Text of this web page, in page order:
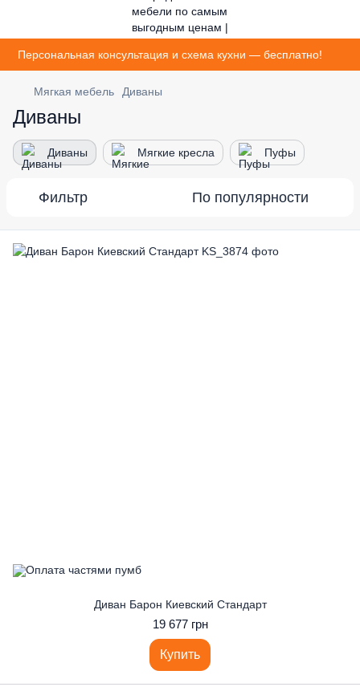
Персональная консультация и схема кухни — бесплатно!
Мягкая мебель Диваны
Диваны
Диваны Мягкие кресла Пуфы
Фильтр По популярности
Диван Барон Киевский Стандарт
19 677 грн
Купить